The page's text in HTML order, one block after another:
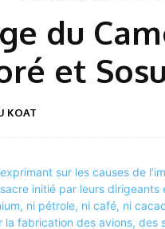
du
et
KOAT